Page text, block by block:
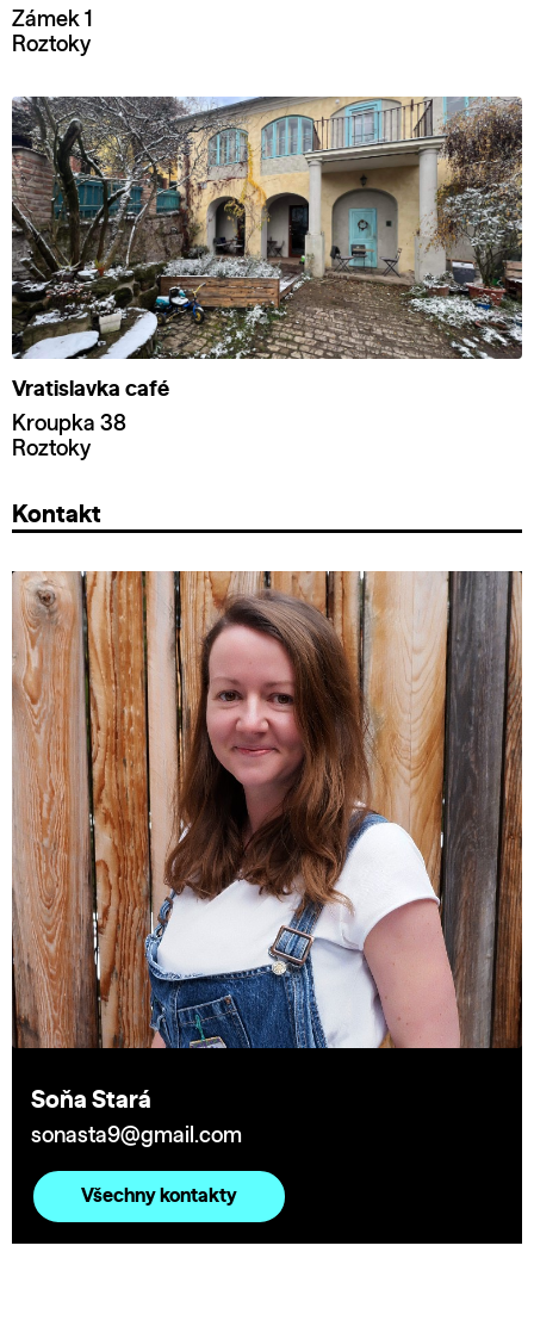
Zámek 1
Roztoky
Vratislavka café
Kroupka 38
Roztoky
Kontakt
Soňa Stará
sonasta9@gmail.com
Všechny kontakty